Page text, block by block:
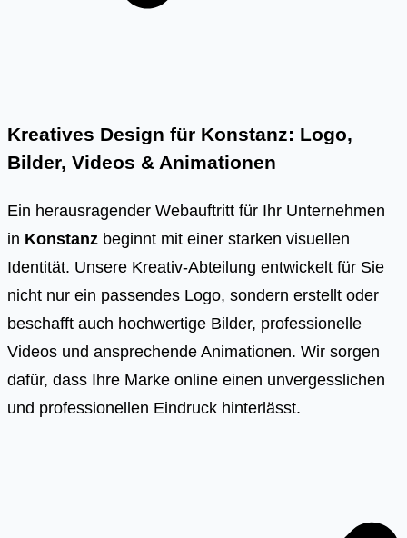
Kreatives Design für Konstanz: Logo,
Bilder, Videos & Animationen
Ein herausragender Webauftritt für Ihr Unternehmen
in Konstanz beginnt mit einer starken visuellen
Identität. Unsere Kreativ-Abteilung entwickelt für Sie
nicht nur ein passendes Logo, sondern erstellt oder
beschafft auch hochwertige Bilder, professionelle
Videos und ansprechende Animationen. Wir sorgen
dafür, dass Ihre Marke online einen unvergesslichen
und professionellen Eindruck hinterlässt.